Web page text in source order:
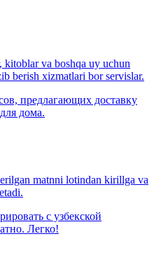
va boshqa uy uchun
berish xizmatlari bor servislar.
предлагающих доставку
дома.
matnni lotindan kirillga va
с узбекской
Легко!